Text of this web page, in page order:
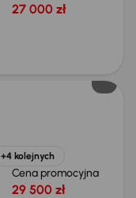
27 000 zł
+4 kolejnych
Cena promocyjna
29 500 zł